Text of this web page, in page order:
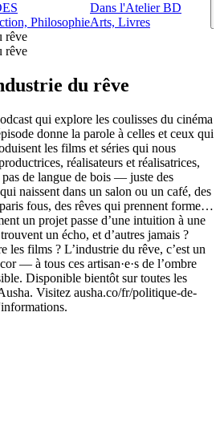
Philosophie
Dans l'Atelier BD
Arts, Livres
rêve
rêve
du rêve
qui explore les coulisses du cinéma
donne la parole à celles et ceux qui
les films et séries qui nous
réalisateurs et réalisatrices,
pas de langue de bois — juste des
naissent dans un salon ou un café, des
fous, des rêves qui prennent forme…
un projet passe d’une intuition à une
un écho, et d’autres jamais ?
les films ? L’industrie du rêve, c’est un
— à tous ces artisan·e·s de l’ombre
Disponible bientôt sur toutes les
Visitez ausha.co/fr/politique-de-